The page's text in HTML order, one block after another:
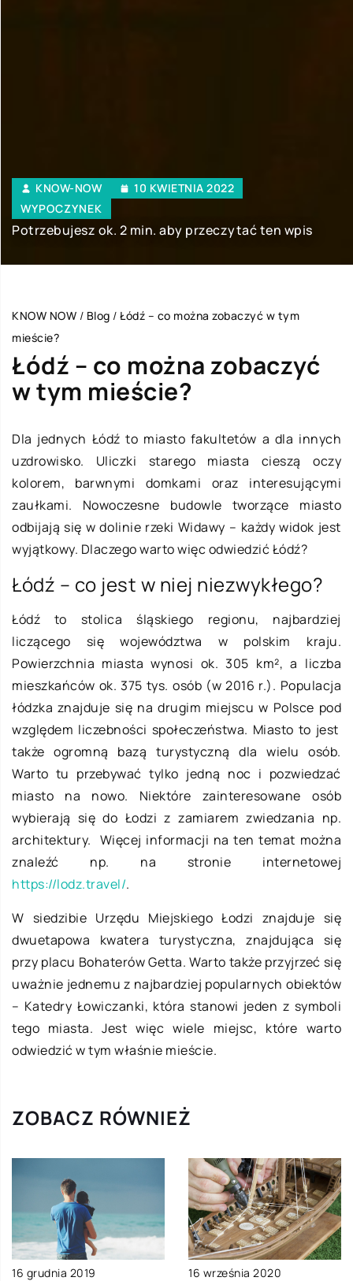
KNOW-NOW
10 KWIETNIA 2022
WYPOCZYNEK
Potrzebujesz ok. 2 min. aby przeczytać ten wpis
KNOW NOW / Blog / Łódź – co można zobaczyć w tym
mieście?
Łódź – co można zobaczyć
w tym mieście?
Dla jednych Łódź to miasto fakultetów a dla innych
uzdrowisko. Uliczki starego miasta cieszą oczy
kolorem, barwnymi domkami oraz interesującymi
zaułkami. Nowoczesne budowle tworzące miasto
odbijają się w dolinie rzeki Widawy – każdy widok jest
wyjątkowy. Dlaczego warto więc odwiedzić Łódź?
Łódź – co jest w niej niezwykłego?
Łódź to stolica śląskiego regionu, najbardziej
liczącego się województwa w polskim kraju.
Powierzchnia miasta wynosi ok. 305 km², a liczba
mieszkańców ok. 375 tys. osób (w 2016 r.). Populacja
łódzka znajduje się na drugim miejscu w Polsce pod
względem liczebności społeczeństwa. Miasto to jest
także ogromną bazą turystyczną dla wielu osób.
Warto tu przebywać tylko jedną noc i pozwiedzać
miasto na nowo. Niektóre zainteresowane osób
wybierają się do Łodzi z zamiarem zwiedzania np.
architektury. Więcej informacji na ten temat można
znaleźć np. na stronie internetowej
https://lodz.travel/.
W siedzibie Urzędu Miejskiego Łodzi znajduje się
dwuetapowa kwatera turystyczna, znajdująca się
przy placu Bohaterów Getta. Warto także przyjrzeć się
uważnie jednemu z najbardziej popularnych obiektów
– Katedry Łowiczanki, która stanowi jeden z symboli
tego miasta. Jest więc wiele miejsc, które warto
odwiedzić w tym właśnie mieście.
ZOBACZ RÓWNIEŻ
16 grudnia 2019 16 września 2020